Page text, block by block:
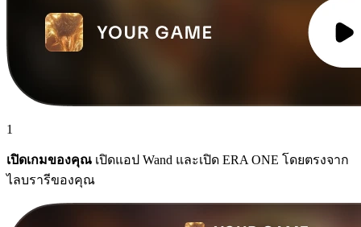
1
เปิดเกมของคุณ เปิดแอป Wand และเปิด ERA ONE โดยตรงจาก
ไลบรารีของคุณ